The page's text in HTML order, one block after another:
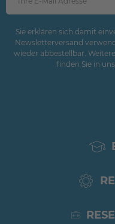
Sie erklären sich damit
Newsletterversand
wieder abbestellbar.
finden Sie in